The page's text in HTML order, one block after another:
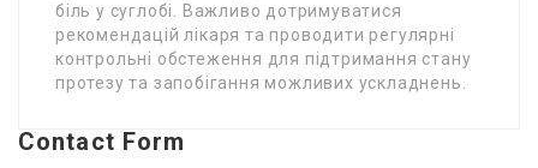
біль у суглобі. Важливо дотримуватися
рекомендацій лікаря та проводити регулярні
контрольні обстеження для підтримання стану
протезу та запобігання можливих ускладнень.
Contact Form